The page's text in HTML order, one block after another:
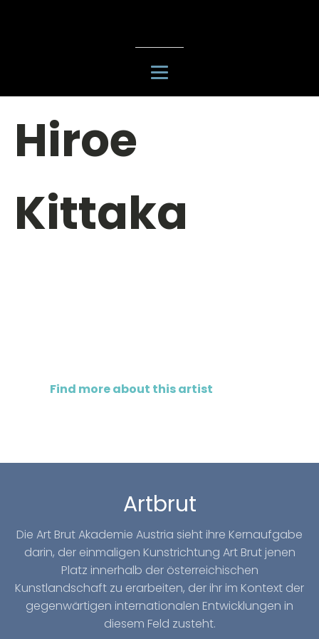
Hiroe
Kittaka
Find more about this artist
Artbrut
Die Art Brut Akademie Austria sieht ihre Kernaufgabe
darin, der einmaligen Kunstrichtung Art Brut jenen
Platz innerhalb der österreichischen
Kunstlandschaft zu erarbeiten, der ihr im Kontext der
gegenwärtigen internationalen Entwicklungen in
diesem Feld zusteht.